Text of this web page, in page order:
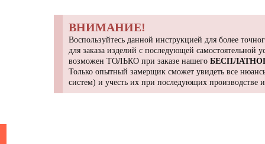
ВНИМАНИЕ!
Воспользуйтесь данной инструкцией для более
для заказа изделий с последующей
возможен ТОЛЬКО при заказе нашего
Только опытный замерщик сможет увидеть все
систем) и учесть их при последующих производстве